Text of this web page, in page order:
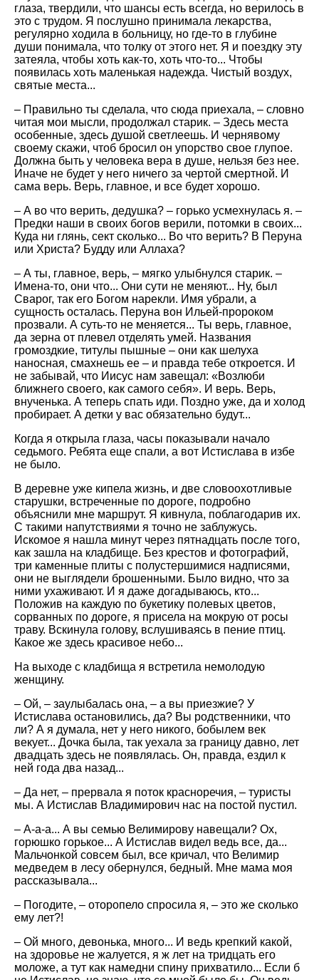
глаза, твердили, что шансы есть всегда, но верилось в
это с трудом. Я послушно принимала лекарства,
регулярно ходила в больницу, но где-то в глубине
души понимала, что толку от этого нет. Я и поездку эту
затеяла, чтобы хоть как-то, хоть что-то... Чтобы
появилась хоть маленькая надежда. Чистый воздух,
святые места...
– Правильно ты сделала, что сюда приехала, – словно
читая мои мысли, продолжал старик. – Здесь места
особенные, здесь душой светлеешь. И чернявому
своему скажи, чтоб бросил он упорство свое глупое.
Должна быть у человека вера в душе, нельзя без нее.
Иначе не будет у него ничего за чертой смертной. И
сама верь. Верь, главное, и все будет хорошо.
– А во что верить, дедушка? – горько усмехнулась я. –
Предки наши в своих богов верили, потомки в своих...
Куда ни глянь, сект сколько... Во что верить? В Перуна
или Христа? Будду или Аллаха?
– А ты, главное, верь, – мягко улыбнулся старик. –
Имена-то, они что... Они сути не меняют... Ну, был
Сварог, так его Богом нарекли. Имя убрали, а
сущность осталась. Перуна вон Ильей-пророком
прозвали. А суть-то не меняется... Ты верь, главное,
да зерна от плевел отделять умей. Названия
громоздкие, титулы пышные – они как шелуха
наносная, смахнешь ее – и правда тебе откроется. И
не забывай, что Иисус нам завещал: «Возлюби
ближнего своего, как самого себя». И верь. Верь,
внученька. А теперь спать иди. Поздно уже, да и холод
пробирает. А детки у вас обязательно будут...
Когда я открыла глаза, часы показывали начало
седьмого. Ребята еще спали, а вот Истислава в избе
не было.
В деревне уже кипела жизнь, и две словоохотливые
старушки, встреченные по дороге, подробно
объяснили мне маршрут. Я кивнула, поблагодарив их.
С такими напутствиями я точно не заблужусь.
Искомое я нашла минут через пятнадцать после того,
как зашла на кладбище. Без крестов и фотографий,
три каменные плиты с полустершимися надписями,
они не выглядели брошенными. Было видно, что за
ними ухаживают. И я даже догадываюсь, кто...
Положив на каждую по букетику полевых цветов,
сорванных по дороге, я присела на мокрую от росы
траву. Вскинула голову, вслушиваясь в пение птиц.
Какое же здесь красивое небо...
На выходе с кладбища я встретила немолодую
женщину.
– Ой, – заулыбалась она, – а вы приезжие? У
Истислава остановились, да? Вы родственники, что
ли? А я думала, нет у него никого, бобылем век
векует... Дочка была, так уехала за границу давно, лет
двадцать здесь не появлялась. Он, правда, ездил к
ней года два назад...
– Да нет, – прервала я поток красноречия, – туристы
мы. А Истислав Владимирович нас на постой пустил.
– А-а-а... А вы семью Велимирову навещали? Ох,
горюшко горькое... А Истислав видел ведь все, да...
Мальчонкой совсем был, все кричал, что Велимир
медведем в лесу обернулся, бедный. Мне мама моя
рассказывала...
– Погодите, – оторопело спросила я, – это же сколько
ему лет?!
– Ой много, девонька, много... И ведь крепкий какой,
на здоровье не жалуется, я ж лет на тридцать его
моложе, а тут как намедни спину прихватило... Если б